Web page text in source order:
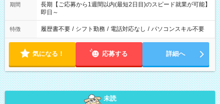
期間
長期【ご応募から1週間以内(最短2日目)のスピード就業が可能】
即日～
特徴 履歴書不要 / シフト勤務 / 電話対応なし / パソコンスキル不要
気になる！ 応募する 詳細へ
未読